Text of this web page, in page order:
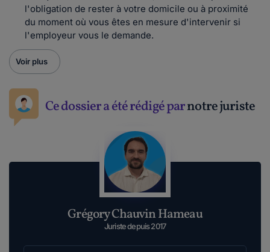
l'obligation de rester à votre domicile ou à proximité
du moment où vous êtes en mesure d'intervenir si
l'employeur vous le demande.
Voir plus
Ce dossier a été rédigé parnotre juriste
Grégory Chauvin Hameau
Juriste depuis 2017